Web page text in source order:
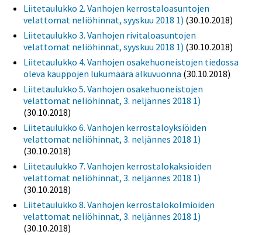
Liitetaulukko 2. Vanhojen kerrostaloasuntojen
velattomat neliöhinnat, syyskuu 2018 1) (30.10.2018)
Liitetaulukko 3. Vanhojen rivitaloasuntojen
velattomat neliöhinnat, syyskuu 2018 1) (30.10.2018)
Liitetaulukko 4. Vanhojen osakehuoneistojen tiedossa
oleva kauppojen lukumäärä alkuvuonna (30.10.2018)
Liitetaulukko 5. Vanhojen osakehuoneistojen
velattomat neliöhinnat, 3. neljännes 2018 1)
(30.10.2018)
Liitetaulukko 6. Vanhojen kerrostaloyksiöiden
velattomat neliöhinnat, 3. neljännes 2018 1)
(30.10.2018)
Liitetaulukko 7. Vanhojen kerrostalokaksioiden
velattomat neliöhinnat, 3. neljännes 2018 1)
(30.10.2018)
Liitetaulukko 8. Vanhojen kerrostalokolmioiden
velattomat neliöhinnat, 3. neljännes 2018 1)
(30.10.2018)